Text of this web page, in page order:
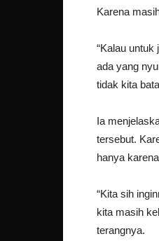
Karena
“Kalau
ada yang
tidak kita
Ia
tersebut.
hanya
“Kita sih
kita masih
terangnya.